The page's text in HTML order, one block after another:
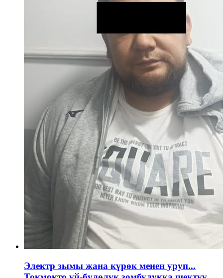
Электр зымы жана күрөк менен уруп...